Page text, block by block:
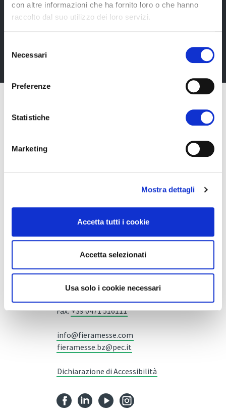
con altre informazioni che ha fornito loro o che hanno
raccolto dal suo utilizzo dei loro servizi.
delNecessari
Preferenze
Statistiche
Marketing
Mostra dettagli
Accetta tutti i cookie
Accetta selezionati
Usa solo i cookie necessari
Rimani sempre aggiornata*o sui nostri eventi, ricevi
informazioni utili in anteprima! Naturalmente senza
Iscriviti alla Newsletter
Fiera Bolzano Spa
39100 Bolzano BZ
Fax.+39 0471 516111
info@fieramesse.com
fieramesse.bz@pec.it
Dichiarazione di Accessibilità